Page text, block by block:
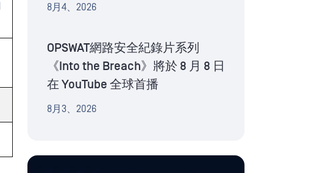
8月4、2026
OPSWAT網路安全紀錄片系列
《Into the Breach》將於 8 月 8 日
在 YouTube 全球首播
8月3、2026